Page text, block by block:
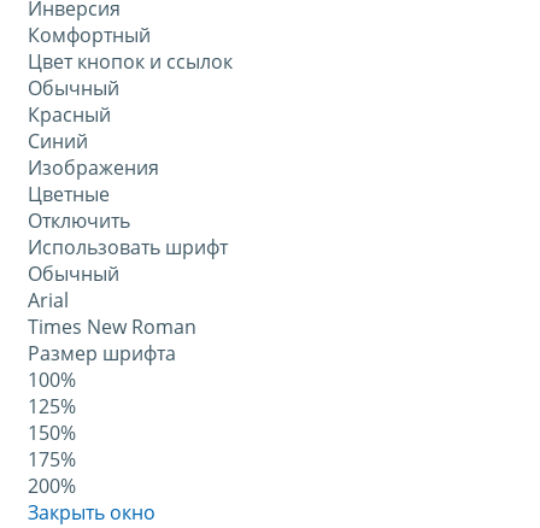
Инверсия
Комфортный
Цвет кнопок и ссылок
Обычный
Красный
Синий
Изображения
Цветные
Отключить
Использовать шрифт
Обычный
Arial
Times New Roman
Размер шрифта
100%
125%
150%
175%
200%
Закрыть окно